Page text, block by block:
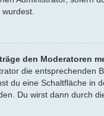
den Moderatoren
die entsprechenden
du eine Schaltfläche in
Du wirst dann durch